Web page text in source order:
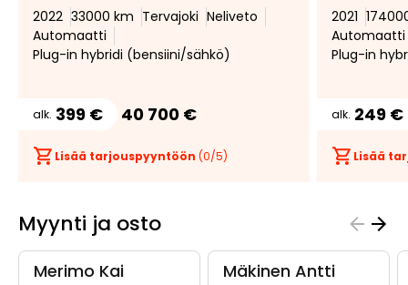
2022 33000 km Tervajoki Neliveto
Automaatti
Plug-in hybridi (bensiini/sähkö)
alk. 399 € 40 700 €
Lisää tarjouspyyntöön (0/5)
2021
Automaatti
Plug-in
alk. 249 €
Lisää
Myynti ja osto
Merimo Kai Mäkinen Antti